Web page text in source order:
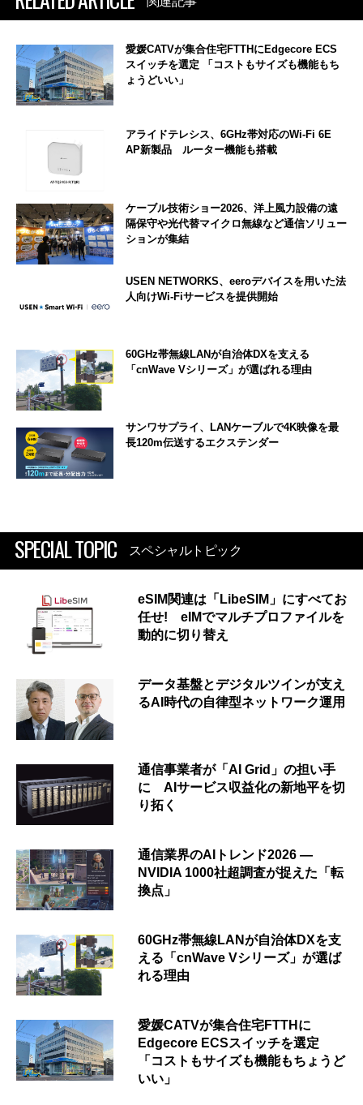
愛媛CATVが集合住宅FTTHにEdgecore ECS
スイッチを選定 「コストもサイズも機能もち
ょうどいい」
アライドテレシス、6GHz帯対応のWi-Fi 6E
AP新製品 ルーター機能も搭載
ケーブル技術ショー2026、洋上風力設備の遠
隔保守や光代替マイクロ無線など通信ソリュー
ションが集結
USEN NETWORKS、eeroデバイスを用いた法
人向けWi-Fiサービスを提供開始
60GHz帯無線LANが自治体DXを支える
「cnWave Vシリーズ」が選ばれる理由
サンワサプライ、LANケーブルで4K映像を最
長120m伝送するエクステンダー
SPECIAL TOPIC スペシャルトピック
eSIM関連は「LibeSIM」にすべてお
任せ! eIMでマルチプロファイルを
動的に切り替え
データ基盤とデジタルツインが支え
るAI時代の自律型ネットワーク運用
通信事業者が「AI Grid」の担い手
に AIサービス収益化の新地平を切
り拓く
通信業界のAIトレンド2026 ―
NVIDIA 1000社超調査が捉えた「転
換点」
60GHz帯無線LANが自治体DXを支
える「cnWave Vシリーズ」が選ば
れる理由
愛媛CATVが集合住宅FTTHに
Edgecore ECSスイッチを選定
「コストもサイズも機能もちょうど
いい」